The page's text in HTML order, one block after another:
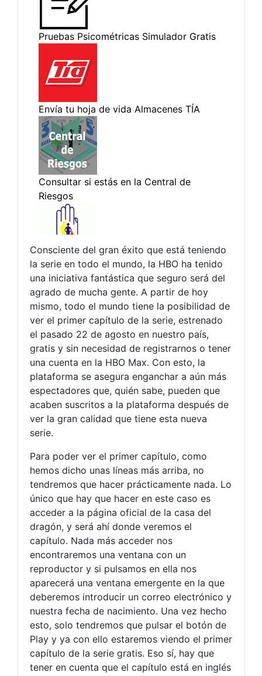
Consciente del gran éxito que está teniendo
la serie en todo el mundo, la HBO ha tenido
una iniciativa fantástica que seguro será del
agrado de mucha gente. A partir de hoy
mismo, todo el mundo tiene la posibilidad de
ver el primer capítulo de la serie, estrenado
el pasado 22 de agosto en nuestro país,
gratis y sin necesidad de registrarnos o tener
una cuenta en la HBO Max. Con esto, la
plataforma se asegura enganchar a aún más
espectadores que, quién sabe, pueden que
acaben suscritos a la plataforma después de
ver la gran calidad que tiene esta nueva
serie.
Para poder ver el primer capítulo, como
hemos dicho unas líneas más arriba, no
tendremos que hacer prácticamente nada. Lo
único que hay que hacer en este caso es
acceder a la página oficial de la casa del
dragón, y será ahí donde veremos el
capítulo. Nada más acceder nos
encontraremos una ventana con un
reproductor y si pulsamos en ella nos
aparecerá una ventana emergente en la que
deberemos introducir un correo electrónico y
nuestra fecha de nacimiento. Una vez hecho
esto, solo tendremos que pulsar el botón de
Play y ya con ello estaremos viendo el primer
capítulo de la serie gratis. Eso sí, hay que
tener en cuenta que el capítulo está en inglés